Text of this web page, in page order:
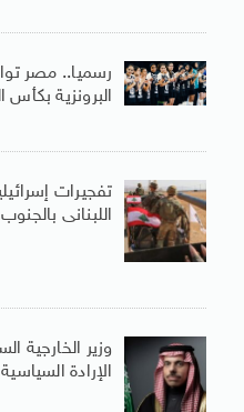
رسميا.. مصر
البرونزية بكأس
تفجيرات
اللبنانى بالجنوب
وزير الخارجية
الإرادة